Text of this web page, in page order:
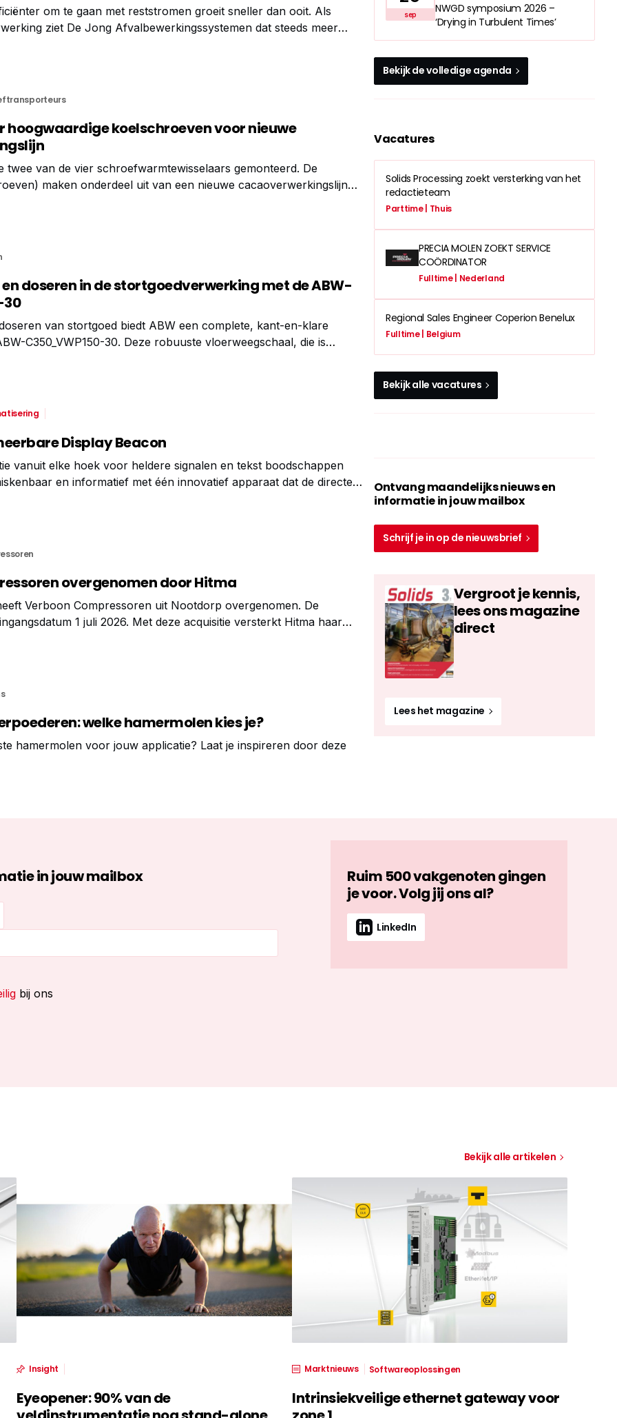
om te gaan met reststromen groeit sneller dan ooit. Als
ziet De Jong Afvalbewerkingssystemen dat steeds meer
oplossingen zoals shredders om grip te krijgen op hun reststromen.
hoogwaardige koelschroeven voor nieuwe
twee van de vier schroefwarmtewisselaars gemonteerd. De
maken onderdeel uit van een nieuwe cacaoverwerkingslijn
na het maalproces gecontroleerd wordt teruggekoeld. Hoewel een
doseren in de stortgoedverwerking met de ABW-
30
van stortgoed biedt ABW een complete, kant-en-klare
C350_VWP150-30. Deze robuuste vloerweegschaal, die is
Rinstrum C350-indicator, vormt een totaalpakket voor
Display Beacon
vanuit elke hoek voor heldere signalen en tekst boodschappen
en informatief met één innovatief apparaat dat de directe
meerkleurige signaallamp combineert met de helderheid van een
overgenomen door Hitma
Verboon Compressoren uit Nootdorp overgenomen. De
1 juli 2026. Met deze acquisitie versterkt Hitma haar
van persluchtoplossingen en service. Compressoren en
welke hamermolen kies je?
hamermolen voor jouw applicatie? Laat je inspireren door deze
sep
NWGD symposium 2026 –
‘Drying in Turbulent Times’
Bekijk de volledige agenda
Vacatures
Solids Processing zoekt versterking van het
redactieteam
Parttime | Thuis
PRECIA MOLEN ZOEKT SERVICE
COÖRDINATOR
Fulltime | Nederland
Regional Sales Engineer Coperion Benelux
Fulltime | Belgium
Bekijk alle vacatures
Ontvang maandelijks nieuws en
informatie in jouw mailbox
Schrijf je in op de nieuwsbrief
Vergroot je kennis,
lees ons magazine
direct
Lees het magazine
in jouw mailbox
bij ons
Ruim 500 vakgenoten gingen
je voor. Volg jij ons al?
LinkedIn
Bekijk alle artikelen
Insight
Eyeopener: 90% van de
Marktnieuws Softwareoplossingen
Intrinsiekveilige ethernet gateway voor